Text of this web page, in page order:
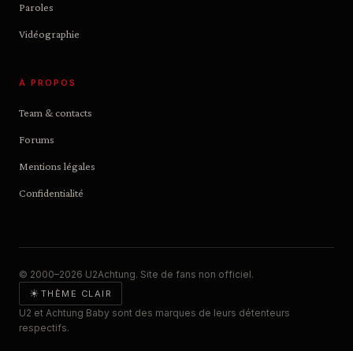
Paroles
Vidéographie
À PROPOS
Team & contacts
Forums
Mentions légales
Confidentialité
© 2000–2026 U2Achtung. Site de fans non officiel.
☀ THÈME CLAIR
U2 et Achtung Baby sont des marques de leurs détenteurs
respectifs.